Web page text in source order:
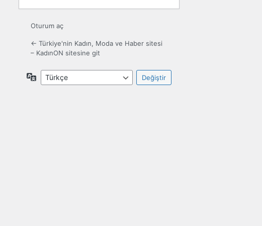
Oturum aç
← Türkiye'nin Kadın, Moda ve Haber sitesi
– KadınON sitesine git